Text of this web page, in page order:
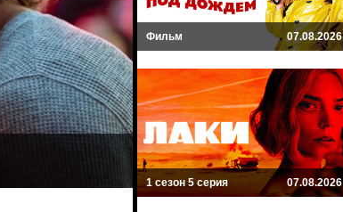
Фильм 07.08.2026
1 сезон 5 серия 07.08.2026